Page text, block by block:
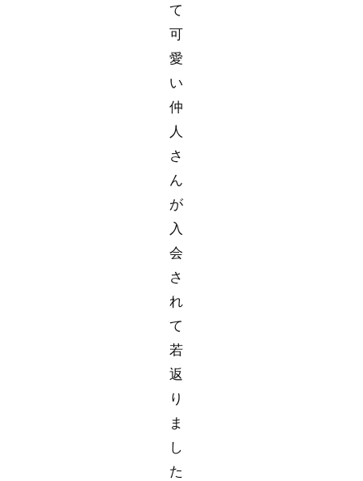
て
可
愛
い
仲
人
さ
ん
が
入
会
さ
れ
て
若
返
り
ま
し
た